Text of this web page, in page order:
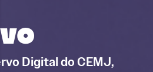
Digital do CEMJ,